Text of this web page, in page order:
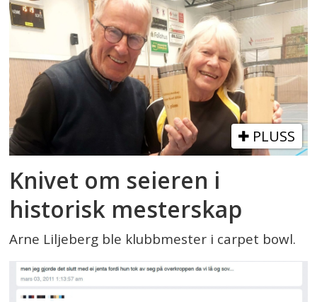
PLUSS
Knivet om seieren i
historisk mesterskap
Arne Liljeberg ble klubbmester i carpet bowl.